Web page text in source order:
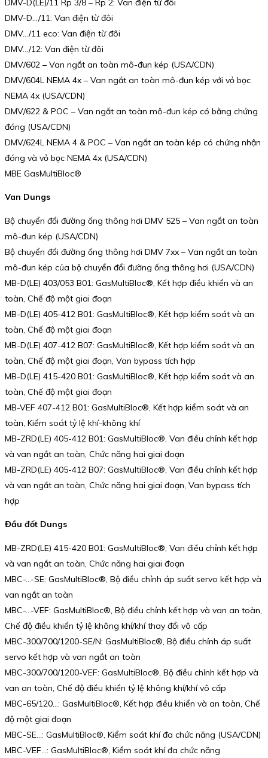
DMV-D…/11: Van điện từ đôi
DMV…/11 eco: Van điện từ đôi
DMV…/12: Van điện từ đôi
DMV/602 – Van ngắt an toàn mô-đun kép (USA/CDN)
DMV/604L NEMA 4x – Van ngắt an toàn mô-đun kép với vỏ bọc
NEMA 4x (USA/CDN)
DMV/622 & POC – Van ngắt an toàn mô-đun kép có bằng chứng
đóng (USA/CDN)
DMV/624L NEMA 4 & POC – Van ngắt an toàn kép có chứng nhận
đóng và vỏ bọc NEMA 4x (USA/CDN)
MBE GasMultiBloc®
Van Dungs
Bộ chuyển đổi đường ống thông hơi DMV 525 – Van ngắt an toàn
mô-đun kép (USA/CDN)
Bộ chuyển đổi đường ống thông hơi DMV 7xx – Van ngắt an toàn
mô-đun kép của bộ chuyển đổi đường ống thông hơi (USA/CDN)
MB-D(LE) 403/053 B01: GasMultiBloc®, Kết hợp điều khiển và an
toàn, Chế độ một giai đoạn
MB-D(LE) 405-412 B01: GasMultiBloc®, Kết hợp kiểm soát và an
toàn, Chế độ một giai đoạn
MB-D(LE) 407-412 B07: GasMultiBloc®, Kết hợp kiểm soát và an
toàn, Chế độ một giai đoạn, Van bypass tích hợp
MB-D(LE) 415-420 B01: GasMultiBloc®, Kết hợp kiểm soát và an
toàn, Chế độ một giai đoạn
MB-VEF 407-412 B01: GasMultiBloc®, Kết hợp kiểm soát và an
toàn, Kiểm soát tỷ lệ khí-không khí
MB-ZRD(LE) 405-412 B01: GasMultiBloc®, Van điều chỉnh kết hợp
và van ngắt an toàn, Chức năng hai giai đoạn
MB-ZRD(LE) 405-412 B07: GasMultiBloc®, Van điều chỉnh kết hợp
và van ngắt an toàn, Chức năng hai giai đoạn, Van bypass tích
hợp
Đầu đốt Dungs
MB-ZRD(LE) 415-420 B01: GasMultiBloc®, Van điều chỉnh kết hợp
và van ngắt an toàn, Chức năng hai giai đoạn
MBC-…-SE: GasMultiBloc®, Bộ điều chỉnh áp suất servo kết hợp và
van ngắt an toàn
MBC-…-VEF: GasMultiBloc®, Bộ điều chỉnh kết hợp và van an toàn,
Chế độ điều khiển tỷ lệ không khí/khí thay đổi vô cấp
MBC-300/700/1200-SE/N: GasMultiBloc®, Bộ điều chỉnh áp suất
servo kết hợp và van ngắt an toàn
MBC-300/700/1200-VEF: GasMultiBloc®, Bộ điều chỉnh kết hợp và
van an toàn, Chế độ điều khiển tỷ lệ không khí/khí vô cấp
MBC-65/120…: GasMultiBloc®, Kết hợp điều khiển và an toàn, Chế
độ một giai đoạn
MBC-SE…: GasMultiBloc®, Kiểm soát khí đa chức năng (USA/CDN)
MBC-VEF…: GasMultiBloc®, Kiểm soát khí đa chức năng